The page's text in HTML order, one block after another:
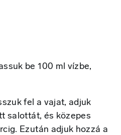
be 100 ml vízbe,
fel a vajat, adjuk
salottát, és közepes
Ezután adjuk hozzá a